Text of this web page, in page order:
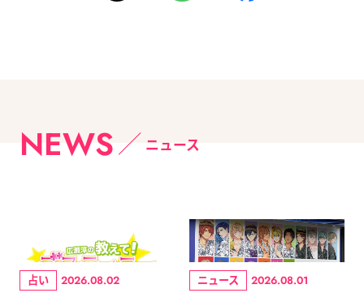
NEWS ニュース
占い 2026.08.02 ニュース 2026.08.01